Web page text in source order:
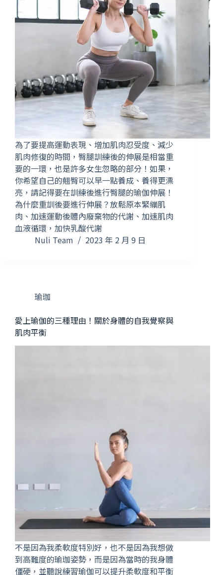
為了要提高運動表現、增加肌肉忍受度、減少
肌肉修復的時間，臀腿訓練後的伸展是相當重
要的一環，也是許多女生忽略的部分！如果，
你希望自己的翹臀可以早一點養成、養得更漂
亮，請記得要在訓練後進行臀腿的瑜伽伸展！
為什麼重訓後要進行伸展？放鬆原本緊繃肌
肉、加速運動後體內廢棄物的代謝、加速肌肉
血液循環，加快乳酸代謝
Nuli Team
2023 年 2 月 9 日
瑜珈
愛上瑜伽的三種理由！關於身體的自我覺察與
肌肉平衡
不是因為我柔軟度特別好，也不是因為我想做
到高難度的瑜珈姿勢，而是因為當時的我身體
僵硬，並聽說練習瑜伽可以提升柔軟度和平衡